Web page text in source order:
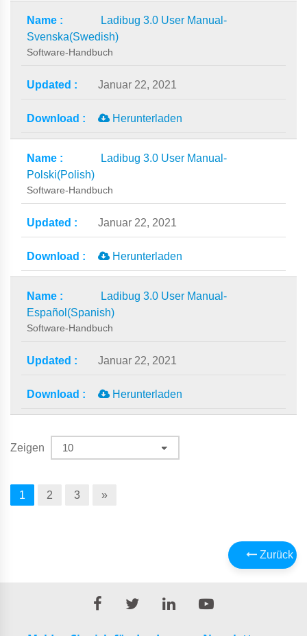
Ladibug 3.0 User Manual-
Svenska(Swedish)
Software-Handbuch
Januar 22, 2021
Herunterladen
Ladibug 3.0 User Manual-
Polski(Polish)
Software-Handbuch
Januar 22, 2021
Herunterladen
Ladibug 3.0 User Manual-
Español(Spanish)
Software-Handbuch
Januar 22, 2021
Herunterladen
Zeigen
1 2 3 »
Zurück